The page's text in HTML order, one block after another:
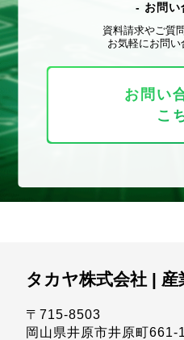
- お問い
資料請求やご質
お気軽にお問
お問い
こ
タカヤ株式会社 | 産
〒715-8503
岡山県井原市井原町661-1